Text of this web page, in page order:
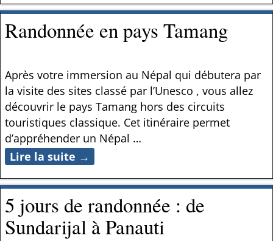
Randonnée en pays Tamang
Après votre immersion au Népal qui débutera par
la visite des sites classé par l’Unesco , vous allez
découvrir le pays Tamang hors des circuits
touristiques classique. Cet itinéraire permet
d’appréhender un Népal …
Lire la suite →
5 jours de randonnée : de
Sundarijal à Panauti